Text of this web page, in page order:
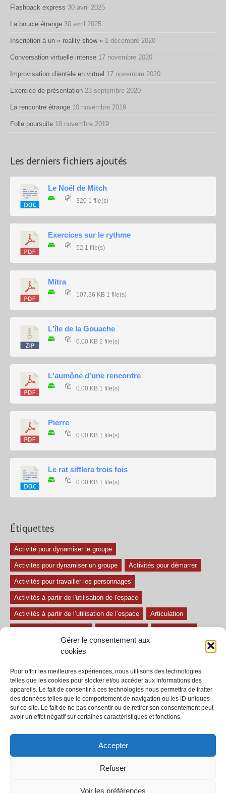
Gérer le consentement aux
cookies
Pour offrir les meilleures expériences, nous utilisons des technologies
telles que les cookies pour stocker et/ou accéder aux informations des
appareils. Le fait de consentir à ces technologies nous permettra de traiter
des données telles que le comportement de navigation ou les ID uniques
sur ce site. Le fait de ne pas consentir ou de retirer son consentement peut
avoir un effet négatif sur certaines caractéristiques et fonctions.
Accepter
Refuser
Voir les préférences
Flashback express 30 avril 2025
La boucle étrange 30 avril 2025
Inscription à un « reality show » 1 décembre 2020
Conversation virtuelle intense 17 novembre 2020
Improvisation clientèle en virtuel 17 novembre 2020
Exercice de présentation 23 septembre 2020
La rencontre étrange 10 novembre 2019
Folle poursuite 10 novembre 2019
Les derniers fichiers ajoutés
Le Noël de Mitch
320 1 file(s)
Exercices sur le rythme
52 1 file(s)
Mitra
107.36 KB 1 file(s)
L'île de la Gouache
0.00 KB 2 file(s)
L'aumône d'une rencontre
0.00 KB 1 file(s)
Pierre
0.00 KB 1 file(s)
Le rat sifflera trois fois
0.00 KB 1 file(s)
Étiquettes
Activité pour dynamiser le groupe
Activités pour dynamiser un groupe Activités pour démarrer
Activités pour travailler les personnages
Activités à partir de l'utilisation de l'espace
Activités à partir de l’utilisation de l’espace Articulation
Exercices difficiles
Le regard et la voix Pièce pour enfant Sans paroles
Secondaire séances tous les exercices
Tous les exercices de théâtre
inc.